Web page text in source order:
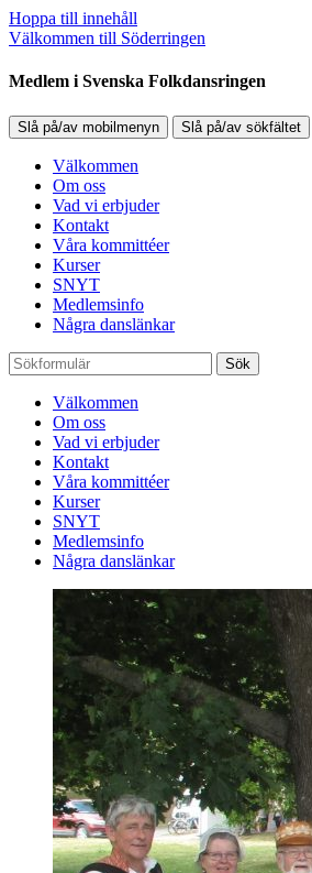
Hoppa till innehåll
Välkommen till Söderringen
Medlem i Svenska Folkdansringen
Slå på/av mobilmenyn Slå på/av sökfältet
Välkommen
Om oss
Vad vi erbjuder
Kontakt
Våra kommittéer
Kurser
SNYT
Medlemsinfo
Några danslänkar
Sök
Välkommen
Om oss
Vad vi erbjuder
Kontakt
Våra kommittéer
Kurser
SNYT
Medlemsinfo
Några danslänkar